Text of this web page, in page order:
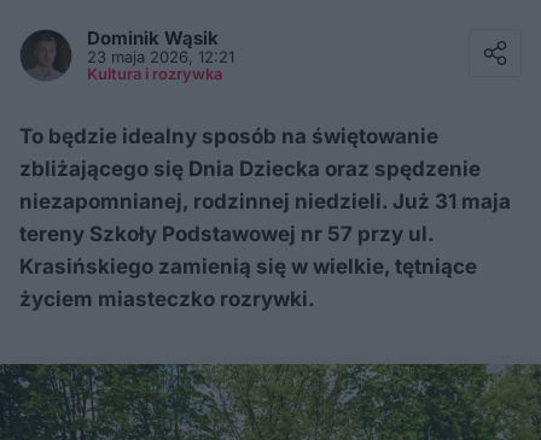
Dominik Wąsik
23 maja 2026, 12:21
Kultura i rozrywka
To będzie idealny sposób na świętowanie
zbliżającego się Dnia Dziecka oraz spędzenie
niezapomnianej, rodzinnej niedzieli. Już 31 maja
tereny Szkoły Podstawowej nr 57 przy ul.
Krasińskiego zamienią się w wielkie, tętniące
życiem miasteczko rozrywki.